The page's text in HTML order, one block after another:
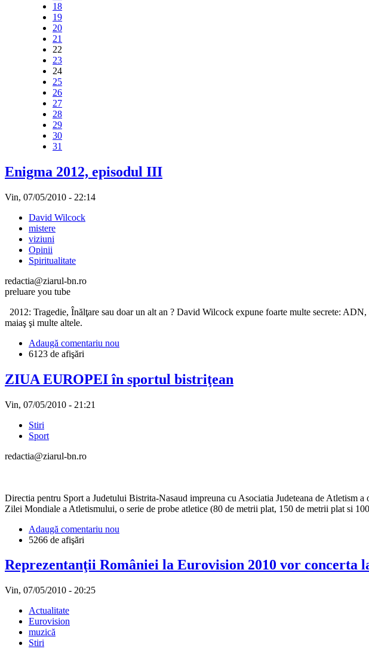
18
19
20
21
22
23
24
25
26
27
28
29
30
31
Enigma 2012, episodul III
Vin, 07/05/2010 - 22:14
David Wilcock
mistere
viziuni
Opinii
Spiritualitate
redactia@ziarul-bn.ro
preluare you tube
2012: Tragedie, Înălţare sau doar un alt an ? David Wilcock expune foarte multe secrete:
maiaş şi multe altele.
Adaugă comentariu nou
6123 de afişări
ZIUA EUROPEI în sportul bistriţean
Vin, 07/05/2010 - 21:21
Stiri
Sport
redactia@ziarul-bn.ro
Directia pentru Sport a Judetului Bistrita-Nasaud impreuna cu Asociatia Judeteana de
Zilei Mondiale a Atletismului, o serie de probe atletice (80 de metrii plat, 150 de metrii plat si
Adaugă comentariu nou
5266 de afişări
Reprezentanţii României la Eurovision 2010 vor concerta
Vin, 07/05/2010 - 20:25
Actualitate
Eurovision
muzică
Stiri